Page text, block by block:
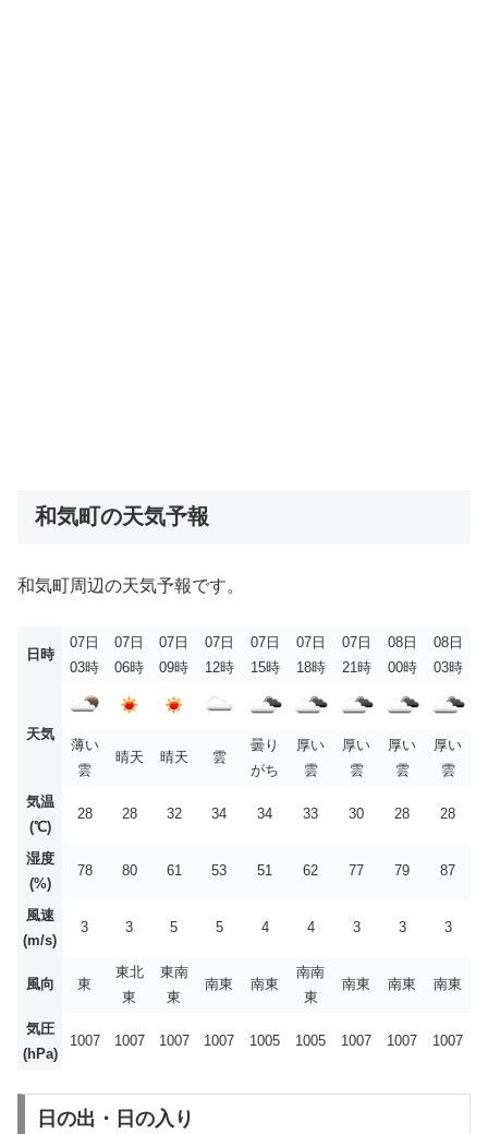
和気町の天気予報
和気町周辺の天気予報です。
日時
07日
03時
07日
06時
07日
09時
07日
12時
07日
15時
07日
18時
07日
21時
08日
00時
08日
03時
天気
薄い
雲
晴天 晴天 雲
曇り
がち
厚い
雲
厚い
雲
厚い
雲
厚い
雲
気温
(℃)
28 28 32 34 34 33 30 28 28
湿度
(%)
78 80 61 53 51 62 77 79 87
風速
(m/s)
3 3 5 5 4 4 3 3 3
風向 東
東北
東
東南
東
南東 南東
南南
東
南東 南東 南東
気圧
(hPa)
1007 1007 1007 1007 1005 1005 1007 1007 1007
日の出・日の入り